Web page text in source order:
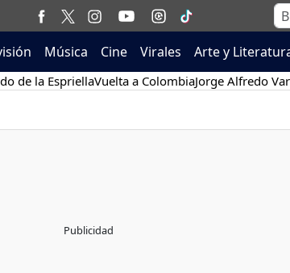
Música Cine Virales Arte y
de la EspriellaVuelta a ColombiaJorge Alfredo